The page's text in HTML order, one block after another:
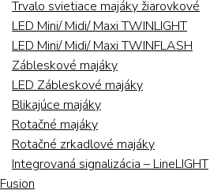
Trvalo svietiace majáky žiarovkové
LED Mini/ Midi/ Maxi TWINLIGHT
LED Mini/ Midi/ Maxi TWINFLASH
Zábleskové majáky
LED Zábleskové majáky
Blikajúce majáky
Rotačné majáky
Rotačné zrkadlové majáky
Integrovaná signalizácia – LineLIGHT
Fusion